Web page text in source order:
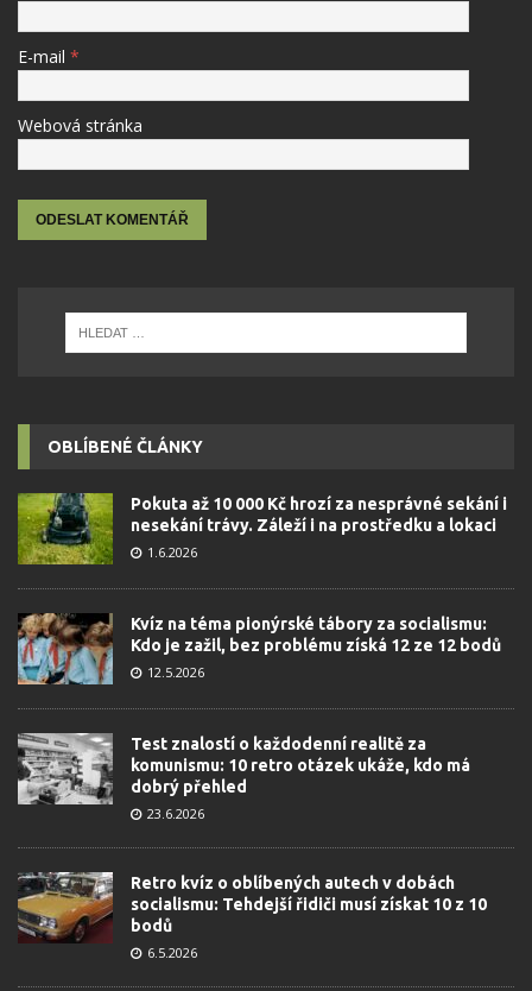
E-mail *
Webová stránka
OBLÍBENÉ ČLÁNKY
Pokuta až 10 000 Kč hrozí za nesprávné sekání i
nesekání trávy. Záleží i na prostředku a lokaci
1.6.2026
Kvíz na téma pionýrské tábory za socialismu:
Kdo je zažil, bez problému získá 12 ze 12 bodů
12.5.2026
Test znalostí o každodenní realitě za
komunismu: 10 retro otázek ukáže, kdo má
dobrý přehled
23.6.2026
Retro kvíz o oblíbených autech v dobách
socialismu: Tehdejší řidiči musí získat 10 z 10
bodů
6.5.2026